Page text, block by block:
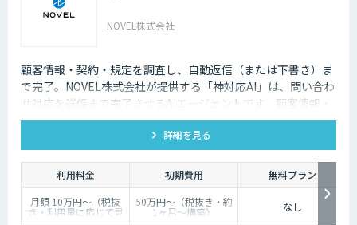
NOVEL株式会社
顧客情報・契約・規定を調査し、自動返信（または下書き）ま
で完了。NOVEL株式会社が提供する「神対応AI」は、問い合わ
せ対応を送信まで完了させるAIエージェントです。顧客情報・
契約・規定を突き合わせて回答を数十秒で作成し、自動送信か
下書き止めかを選べます。
詳細を見る
利用料金 初期費用
無料プラン
月額 10万円〜（税抜
き・利用量に応じて見
積り）
50万円〜（税抜き・約
1ヶ月〜構築） なし